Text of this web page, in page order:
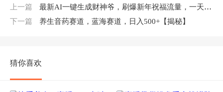
上一篇
最新AI一键生成财神爷，刷爆新年祝福流量，一天变现2000+
下一篇
养生音药赛道，蓝海赛道，日入500+【揭秘】
猜你喜欢